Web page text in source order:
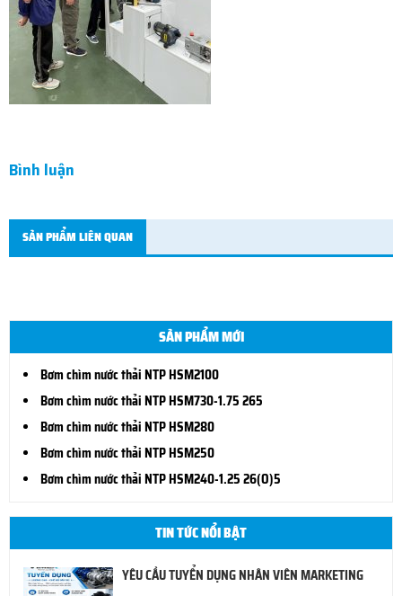
Bình luận
SẢN PHẨM LIÊN QUAN
SẢN PHẨM MỚI
Bơm chìm nước thải NTP HSM2100
Bơm chìm nước thải NTP HSM730-1.75 265
Bơm chìm nước thải NTP HSM280
Bơm chìm nước thải NTP HSM250
Bơm chìm nước thải NTP HSM240-1.25 26(O)5
TIN TỨC NỔI BẬT
YÊU CẦU TUYỂN DỤNG NHÂN VIÊN MARKETING